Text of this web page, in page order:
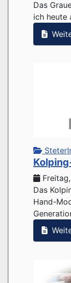
Das
ich heute
Das
Hand-